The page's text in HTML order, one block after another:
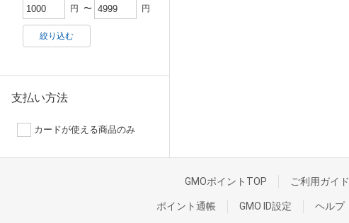
円 〜 円
絞り込む
支払い方法
カードが使える商品のみ
GMOポイントTOP ご利用ガイド
ポイント通帳 GMO ID設定 ヘルプ